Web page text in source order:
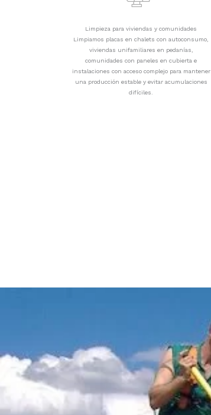
Limpieza para viviendas y comunidades
Limpiamos placas en chalets con autoconsumo,
viviendas unifamiliares en pedanías,
comunidades con paneles en cubierta e
instalaciones con acceso complejo para mantener
una producción estable y evitar acumulaciones
difíciles.